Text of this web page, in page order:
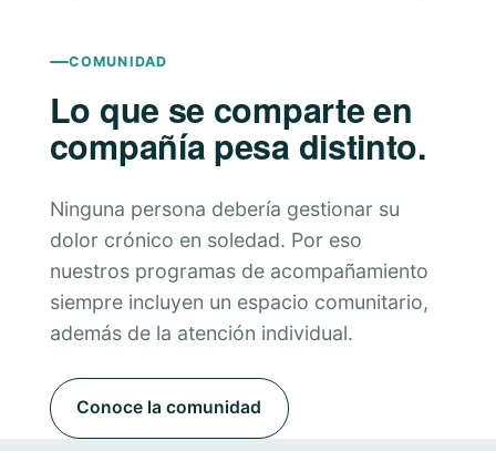
COMUNIDAD
Lo que se comparte en
compañía pesa distinto.
Ninguna persona debería gestionar su
dolor crónico en soledad. Por eso
nuestros programas de acompañamiento
siempre incluyen un espacio comunitario,
además de la atención individual.
Conoce la comunidad